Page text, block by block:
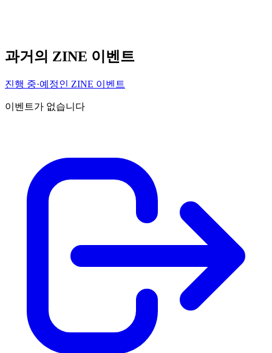
과거의 ZINE 이벤트
진행 중·예정인 ZINE 이벤트
이벤트가 없습니다